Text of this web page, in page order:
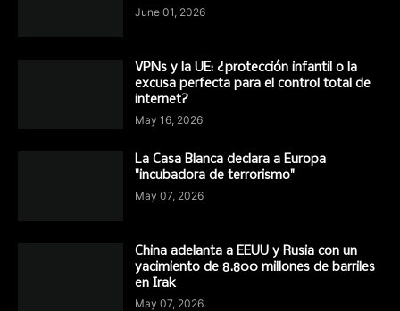
June 01, 2026
VPNs y la UE: ¿protección infantil o la
excusa perfecta para el control total de
internet?
May 16, 2026
La Casa Blanca declara a Europa
"incubadora de terrorismo"
May 07, 2026
China adelanta a EEUU y Rusia con un
yacimiento de 8.800 millones de barriles
en Irak
May 07, 2026